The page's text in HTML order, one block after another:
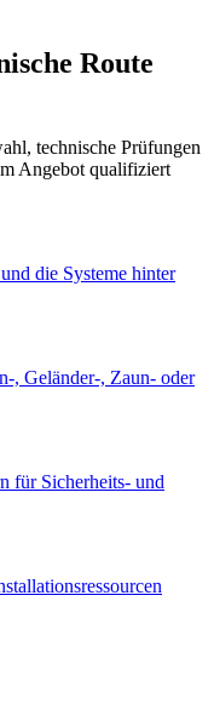
Route
technische Prüfungen
Angebot qualifiziert
die Systeme hinter
, Geländer-, Zaun- oder
für Sicherheits- und